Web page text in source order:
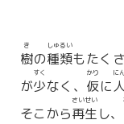
樹
き
の種類
しゅるい
もたく
が少
すく
なく、 仮
かり
に
に
そこから再生
さいせい
し、